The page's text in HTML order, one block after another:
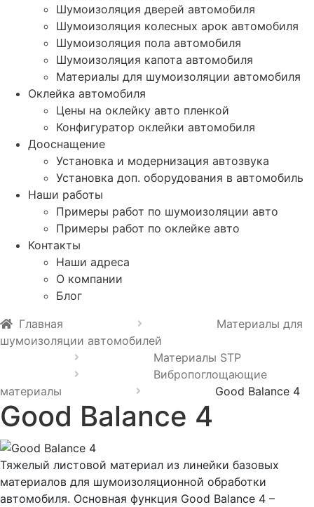
Шумоизоляция дверей автомобиля
Шумоизоляция колесных арок автомобиля
Шумоизоляция пола автомобиля
Шумоизоляция капота автомобиля
Материалы для шумоизоляции автомобиля
Оклейка автомобиля
Цены на оклейку авто пленкой
Конфигуратор оклейки автомобиля
Дооснащение
Установка и модернизация автозвука
Установка доп. оборудования в автомобиль
Наши работы
Примеры работ по шумоизоляции авто
Примеры работ по оклейке авто
Контакты
Наши адреса
О компании
Блог
Главная
Материалы для
шумоизоляции автомобилей
Материалы STP
Вибропоглощающие
материалы
Good Balance 4
Good Balance 4
Тяжелый листовой материал из линейки базовых
материалов для шумоизоляционной обработки
автомобиля. Основная функция Good Balance 4 –